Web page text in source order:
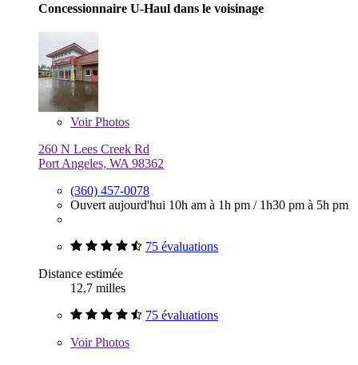
Concessionnaire U-Haul dans le voisinage
VoirPhotos
260 N Lees Creek Rd
Port Angeles, WA 98362
(360) 457-0078
Ouvert aujourd'hui 10h am à 1h pm / 1h30 pm à 5h pm
75 évaluations
Distance estimée
12,7 milles
75 évaluations
VoirPhotos